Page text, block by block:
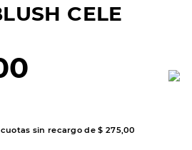
CELE
cuotas sin recargo de$ 275,00
4 .
championes
9.
slip-ins